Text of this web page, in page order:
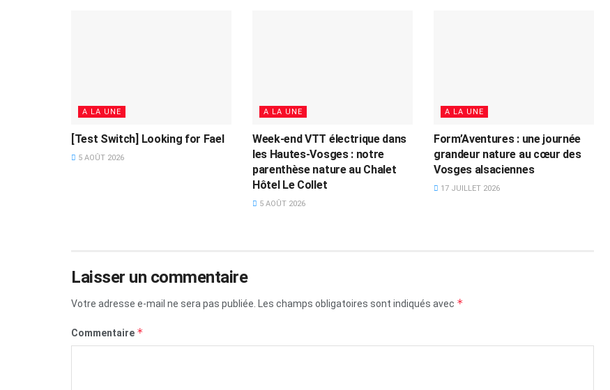
A LA UNE
[Test Switch] Looking for Fael
5 AOÛT 2026
A LA UNE
Week-end VTT électrique dans
les Hautes-Vosges : notre
parenthèse nature au Chalet
Hôtel Le Collet
5 AOÛT 2026
A LA UNE
Form’Aventures : une journée
grandeur nature au cœur des
Vosges alsaciennes
17 JUILLET 2026
Laisser un commentaire
Votre adresse e-mail ne sera pas publiée. Les champs obligatoires sont indiqués avec *
Commentaire *